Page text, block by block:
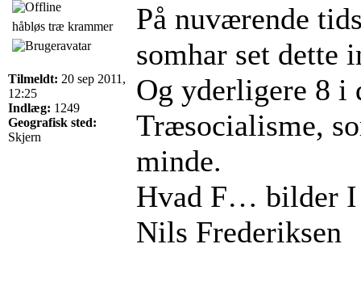
håbløs træ krammer
Tilmeldt: 20 sep 2011,
12:25
Indlæg: 1249
Geografisk sted:
Skjern
På nuværende
somhar set dette
Og yderligere 8 i
Træsocialisme,
minde.
Hvad F… bilder I
Nils Frederiksen